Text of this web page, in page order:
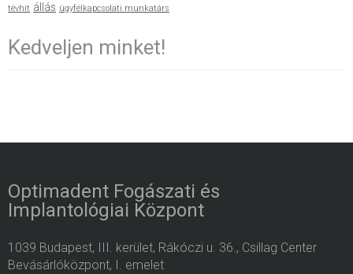
tévhit állás ügyfélkapcsolati munkatárs
Kedveljen minket!
Optimadent Fogászati és
Implantológiai Központ
1039 Budapest, III. kerület, Rákóczi u. 36., Csillag Center
Bevásárlóközpont, I. emelet